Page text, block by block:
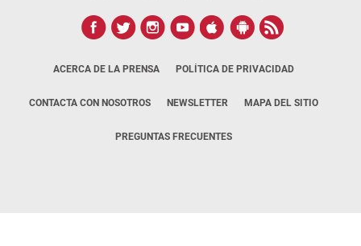
ACERCA DE LA PRENSA POLÍTICA DE PRIVACIDAD
CONTACTA CON NOSOTROS NEWSLETTER MAPA DEL SITIO
PREGUNTAS FRECUENTES